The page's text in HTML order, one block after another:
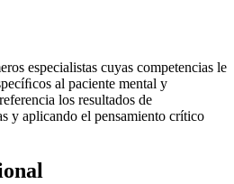
especialistas cuyas competencias le
al paciente mental y
los resultados de
y aplicando el pensamiento crítico